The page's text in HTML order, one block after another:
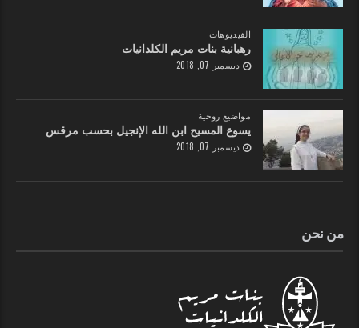
الفيديوهات
رهبانية بنات مريم الكلدانيات
ديسمبر 07, 2018
مواضيع روحية
يسوع المسيح ابن الله الإنجيل بحسب مرقس
ديسمبر 07, 2018
من نحن